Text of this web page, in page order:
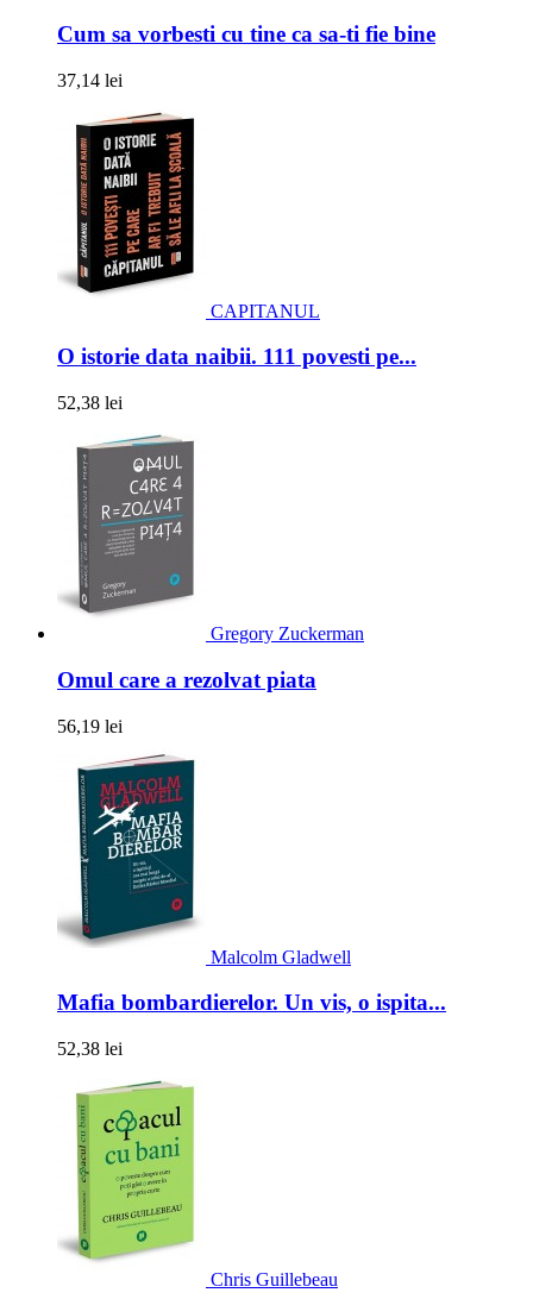
Cum sa vorbesti cu tine ca sa-ti fie bine
37,14 lei
CAPITANUL
O istorie data naibii. 111 povesti pe...
52,38 lei
Gregory Zuckerman
Omul care a rezolvat piata
56,19 lei
Malcolm Gladwell
Mafia bombardierelor. Un vis, o ispita...
52,38 lei
Chris Guillebeau